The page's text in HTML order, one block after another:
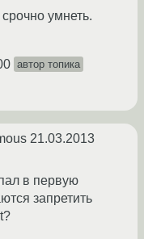
умнеть.
автор топика
21.03.2013
в первую
запретить